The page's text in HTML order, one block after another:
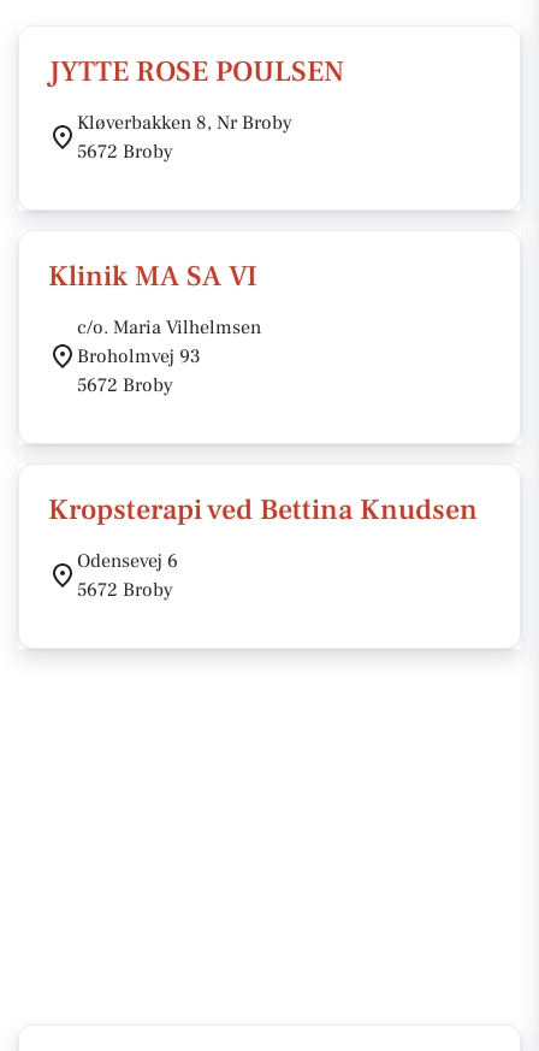
JYTTE ROSE POULSEN
Kløverbakken 8, Nr Broby
5672 Broby
Klinik MA SA VI
c/o. Maria Vilhelmsen
Broholmvej 93
5672 Broby
Kropsterapi ved Bettina Knudsen
Odensevej 6
5672 Broby